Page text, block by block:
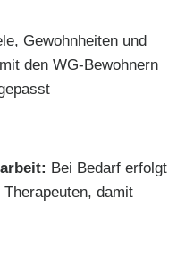
Gewohnheiten und
den WG-Bewohnern
Bei Bedarf erfolgt
damit